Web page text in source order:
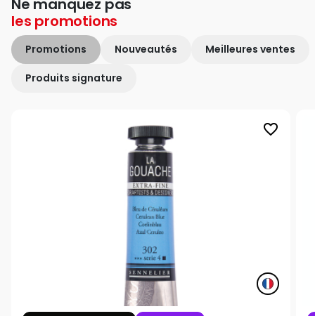
Ne manquez pas
les promotions
Promotions Nouveautés Meilleures ventes
Produits signature
favorite_border